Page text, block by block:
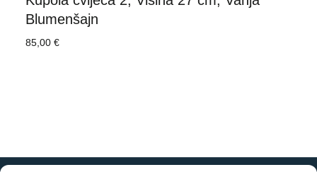
Blumenšajn
85,00 €